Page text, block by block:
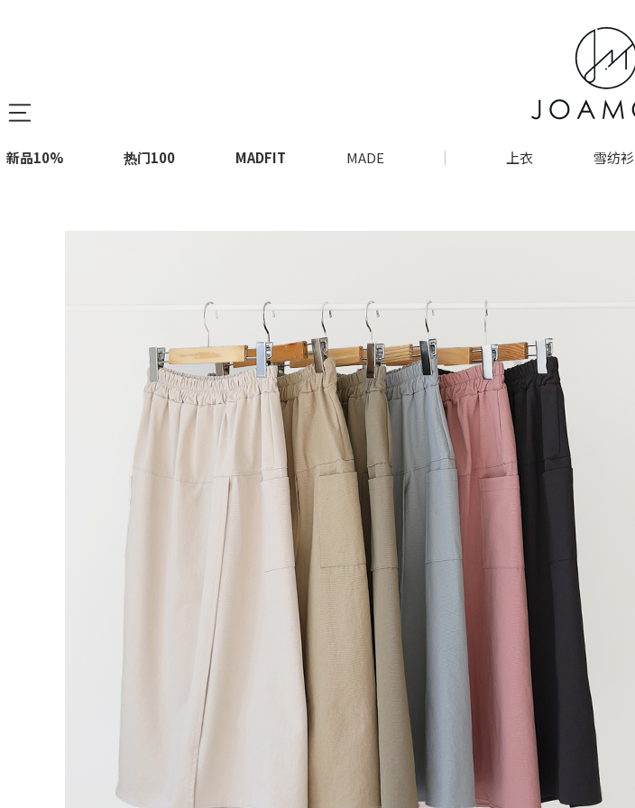
新品10% 热门100 MADFIT MADE 上衣 雪纺衫